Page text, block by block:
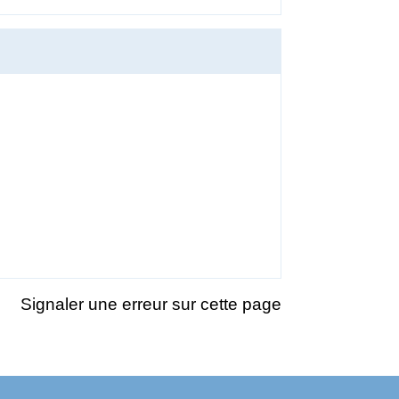
Signaler une erreur sur cette page